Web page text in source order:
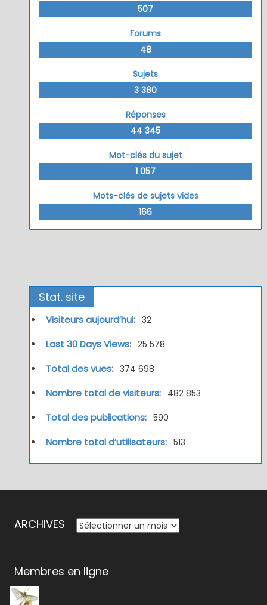
507
Forums
48
Sujets
3 380
Réponses
44 345
Mot-clés du sujet
1 057
Mots-clés de sujets vides
166
Stat. site
Visiteurs aujourd’hui: 32
Last 30 Days Views: 25 578
Total des vues: 374 698
Nombre total de visiteurs: 482 853
Total des publications: 590
Nombre total d’utilisateurs: 513
ARCHIVES ARCHIVES
Membres en ligne